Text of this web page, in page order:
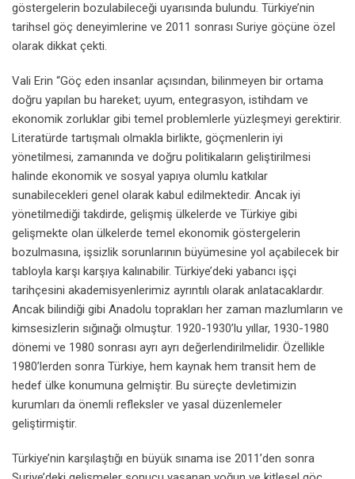
göstergelerin bozulabileceği uyarısında bulundu. Türkiye’nin
tarihsel göç deneyimlerine ve 2011 sonrası Suriye göçüne özel
olarak dikkat çekti.
Vali Erin “Göç eden insanlar açısından, bilinmeyen bir ortama
doğru yapılan bu hareket; uyum, entegrasyon, istihdam ve
ekonomik zorluklar gibi temel problemlerle yüzleşmeyi gerektirir.
Literatürde tartışmalı olmakla birlikte, göçmenlerin iyi
yönetilmesi, zamanında ve doğru politikaların geliştirilmesi
halinde ekonomik ve sosyal yapıya olumlu katkılar
sunabilecekleri genel olarak kabul edilmektedir. Ancak iyi
yönetilmediği takdirde, gelişmiş ülkelerde ve Türkiye gibi
gelişmekte olan ülkelerde temel ekonomik göstergelerin
bozulmasına, işsizlik sorunlarının büyümesine yol açabilecek bir
tabloyla karşı karşıya kalınabilir. Türkiye’deki yabancı işçi
tarihçesini akademisyenlerimiz ayrıntılı olarak anlatacaklardır.
Ancak bilindiği gibi Anadolu toprakları her zaman mazlumların ve
kimsesizlerin sığınağı olmuştur. 1920-1930’lu yıllar, 1930-1980
dönemi ve 1980 sonrası ayrı ayrı değerlendirilmelidir. Özellikle
1980’lerden sonra Türkiye, hem kaynak hem transit hem de
hedef ülke konumuna gelmiştir. Bu süreçte devletimizin
kurumları da önemli refleksler ve yasal düzenlemeler
geliştirmiştir.
Türkiye’nin karşılaştığı en büyük sınama ise 2011’den sonra